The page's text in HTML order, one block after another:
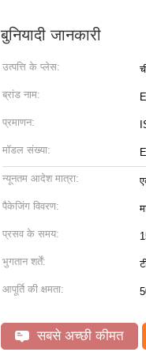
बुनियादी जानकारी
उत्पत्ति के प्लेस:
ब्रांड नाम:
प्रमाणन:
मॉडल संख्या:
न्यूनतम आदेश मात्रा:
पैकेजिंग विवरण:
प्रसव के समय:
भुगतान शर्तें:
आपूर्ति की क्षमता:
सबसे अच्छी कीमत